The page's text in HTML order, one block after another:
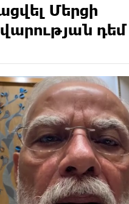
Մերցի
դեմ